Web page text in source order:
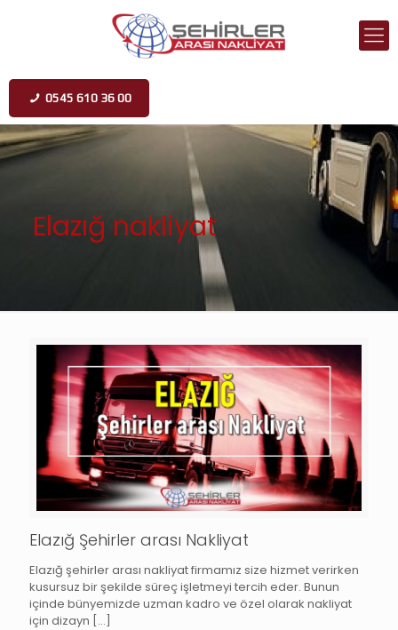
0545 610 36 00
Elazığ nakliyat
Elazığ Şehirler arası Nakliyat
Elazığ şehirler arası nakliyat firmamız size hizmet verirken
kusursuz bir şekilde süreç işletmeyi tercih eder. Bunun
içinde bünyemizde uzman kadro ve özel olarak nakliyat
için dizayn […]